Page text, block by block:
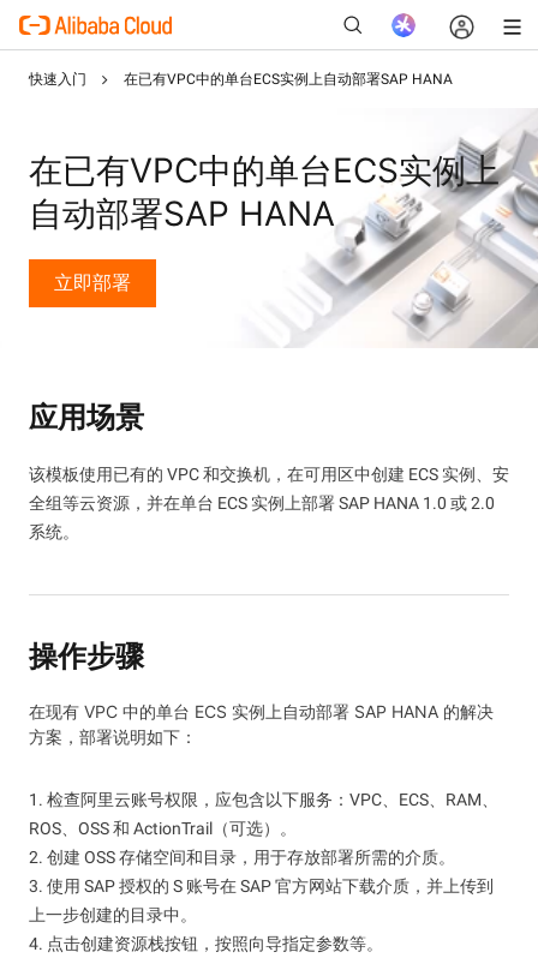
快速入门 在已有VPC中的单台ECS实例上自动部署SAP HANA
在已有VPC中的单台ECS实例上
自动部署SAP HANA
立即部署
应用场景
该模板使用已有的 VPC 和交换机，在可用区中创建 ECS 实例、安
全组等云资源，并在单台 ECS 实例上部署 SAP HANA 1.0 或 2.0
系统。
操作步骤
在现有 VPC 中的单台 ECS 实例上自动部署 SAP HANA 的解决
方案，部署说明如下：
1. 检查阿里云账号权限，应包含以下服务：VPC、ECS、RAM、
ROS、OSS 和 ActionTrail（可选）。
2. 创建 OSS 存储空间和目录，用于存放部署所需的介质。
3. 使用 SAP 授权的 S 账号在 SAP 官方网站下载介质，并上传到
上一步创建的目录中。
4. 点击创建资源栈按钮，按照向导指定参数等。
新